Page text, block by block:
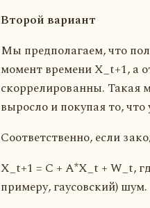
Второй вариант
Мы предполагаем, что
момент времени X_t+1, а
скоррелированны. Такая
выросло и покупая то,
Соответственно, если
X_t+1 = C + A*X_t + W_t,
примеру, гаусовский) шум.